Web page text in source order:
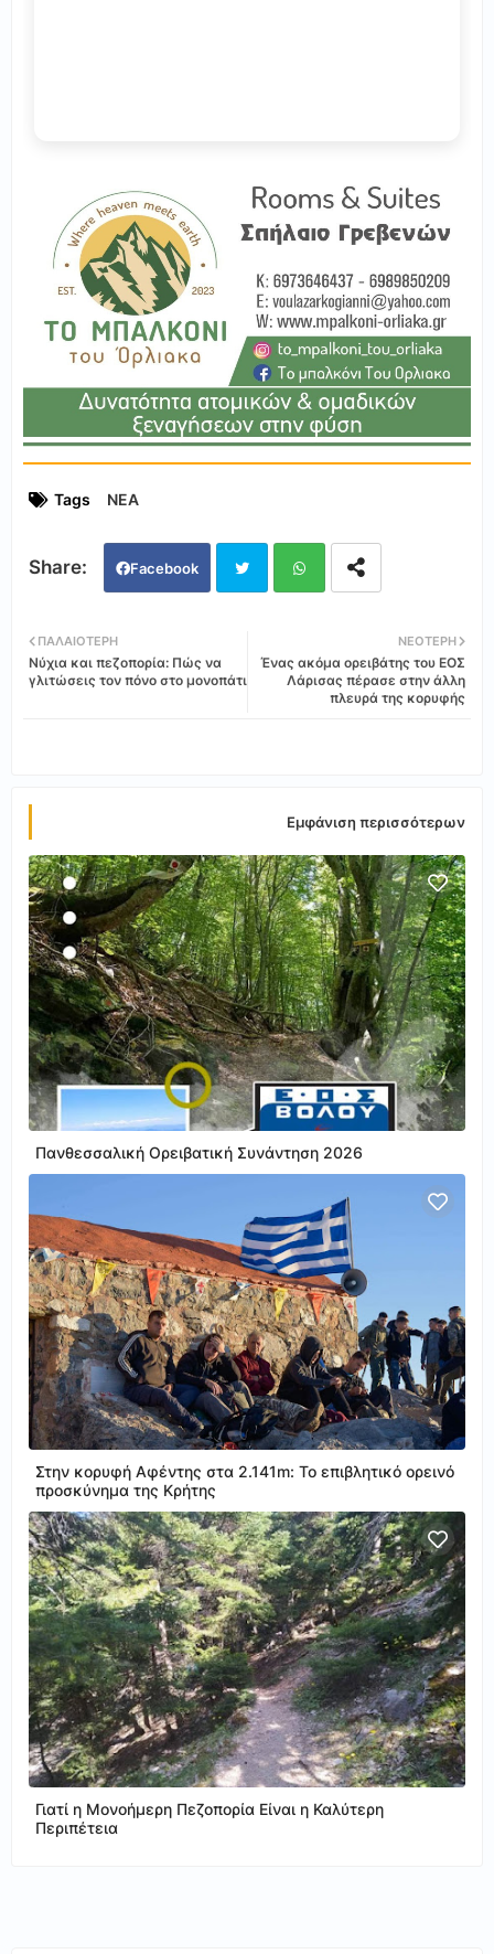
Tags ΝΕΑ
Facebook
ats
ΝΕΌΤΕΡΗ
Ένας ακόμα ορειβάτης του ΕΟΣ
Λάρισας πέρασε στην άλλη
πλευρά της κορυφής
ΠΑΛΑΙΌΤΕΡΗ
Νύχια και πεζοπορία: Πώς να
γλιτώσεις τον πόνο στο μονοπάτι
Εμφάνιση περισσότερων
Πανθεσσαλική Ορειβατική Συνάντηση 2026
Στην κορυφή Αφέντης στα 2.141m: Το επιβλητικό ορεινό
προσκύνημα της Κρήτης
Γιατί η Μονοήμερη Πεζοπορία Είναι η Καλύτερη
Περιπέτεια